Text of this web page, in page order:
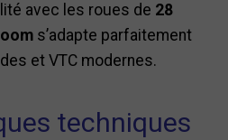
avec les roues de 28
s’adapte parfaitement
et VTC modernes.
techniques